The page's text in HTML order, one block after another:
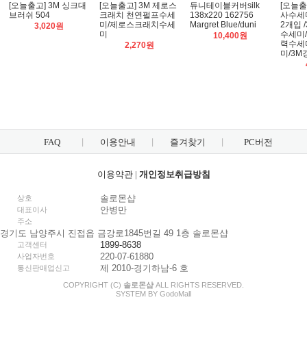
[오늘출고] 3M 싱크대
브러쉬 504
3,020원
[오늘출고] 3M 제로스
크래치 천연펄프수세
미/제로스크래치수세
미
2,270원
듀니테이블커버silk
138x220 162756
Margret Blue/duni
10,400원
[오늘
사수
2개입
수세
력수
미/3M
FAQ 이용안내 즐겨찾기 PC버전
이용약관| 개인정보취급방침
상호 솔로몬샵
대표이사 안병만
주소
경기도 남양주시 진접읍 금강로1845번길 49 1층 솔로몬샵
고객센터 1899-8638
사업자번호 220-07-61880
통신판매업신고 제 2010-경기하남-6 호
COPYRIGHT (C) 솔로몬샵 ALL RIGHTS RESERVED.
SYSTEM BY GodoMall